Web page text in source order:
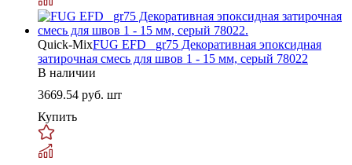
Quick-MixFUG EFD _gr75 Декоративная эпоксидная
затирочная смесь для швов 1 - 15 мм, серый 78022
В наличии
3669.54 руб. шт
Купить